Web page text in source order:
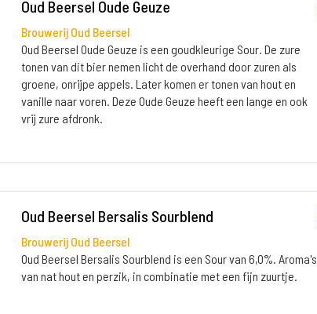
Oud Beersel Oude Geuze
Brouwerij Oud Beersel
Oud Beersel Oude Geuze is een goudkleurige Sour. De zure
tonen van dit bier nemen licht de overhand door zuren als
groene, onrijpe appels. Later komen er tonen van hout en
vanille naar voren. Deze Oude Geuze heeft een lange en ook
vrij zure afdronk.
Oud Beersel Bersalis Sourblend
Brouwerij Oud Beersel
Oud Beersel Bersalis Sourblend is een Sour van 6,0%. Aroma's
van nat hout en perzik, in combinatie met een fijn zuurtje.